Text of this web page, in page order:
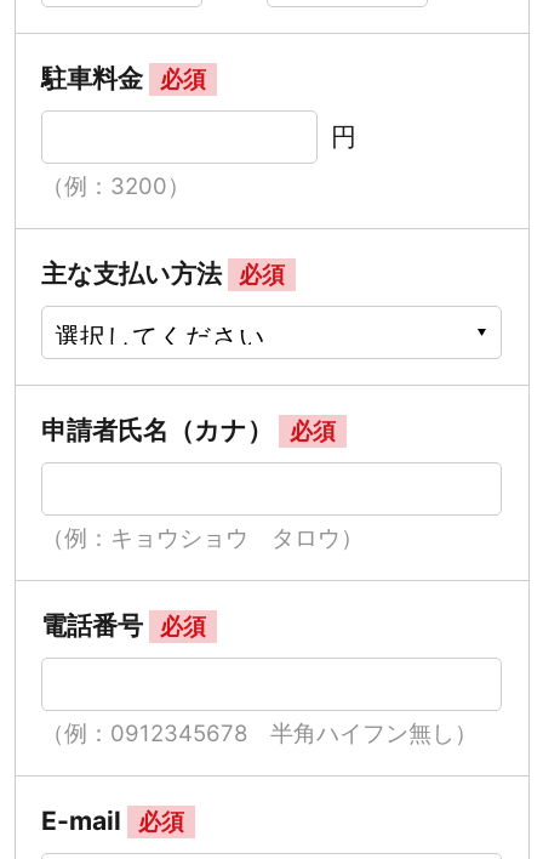
駐車料金 必須
円
（例：3200）
主な支払い方法 必須
申請者氏名（カナ） 必須
（例：キョウショウ タロウ）
電話番号 必須
（例：0912345678 半角ハイフン無し）
E-mail 必須